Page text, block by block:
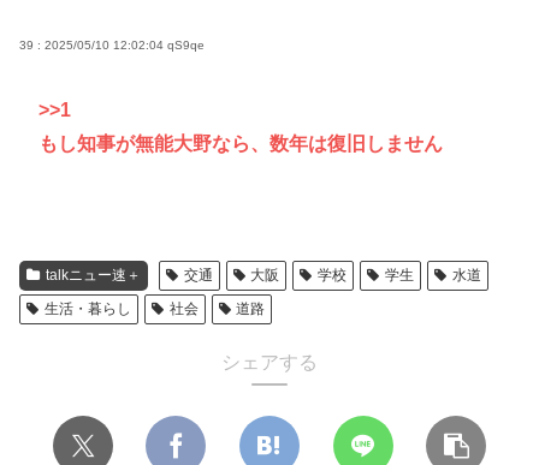
39 : 2025/05/10 12:02:04 qS9qe
>>1
もし知事が無能大野なら、数年は復旧しません
talkニュー速＋ 交通 大阪 学校 学生
水道
生活・暮らし
社会 道路
シェアする